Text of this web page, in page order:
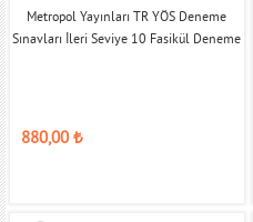
Metropol Yayınları TR YÖS Deneme
Sınavları İleri Seviye 10 Fasikül Deneme
880,00₺